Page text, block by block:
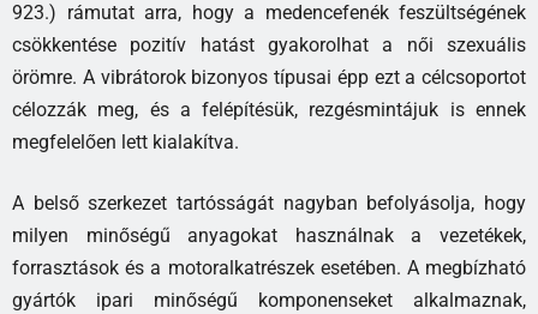
923.) rámutat arra, hogy a medencefenék feszültségének
csökkentése pozitív hatást gyakorolhat a női szexuális
örömre. A vibrátorok bizonyos típusai épp ezt a célcsoportot
célozzák meg, és a felépítésük, rezgésmintájuk is ennek
megfelelően lett kialakítva.
A belső szerkezet tartósságát nagyban befolyásolja, hogy
milyen minőségű anyagokat használnak a vezetékek,
forrasztások és a motoralkatrészek esetében. A megbízható
gyártók ipari minőségű komponenseket alkalmaznak,